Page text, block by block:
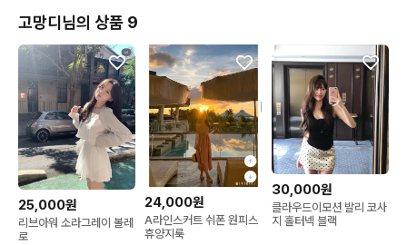
고망디님의 상품 9
25,000원
리브아워 소라그레이 볼레
로
24,000원
A라인스커트 쉬폰 원피스
휴양지룩
30,000원
클라우드이모션 발리 코사
지 홀터넥 블랙